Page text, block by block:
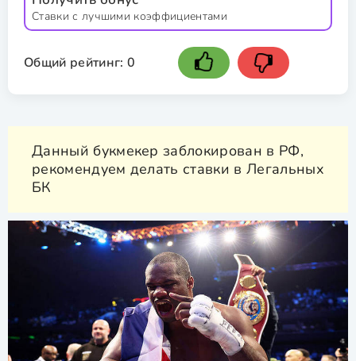
Ставки с лучшими коэффициентами
Общий рейтинг: 0
Данный букмекер заблокирован в РФ,
рекомендуем делать ставки в Легальных
БК